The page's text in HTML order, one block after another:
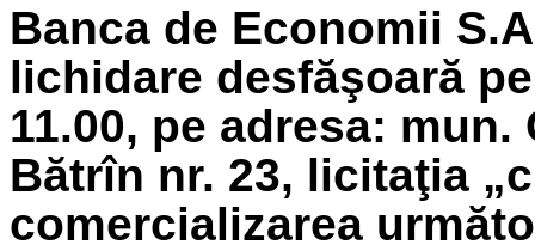
Banca de Economii
lichidare desfăşoară
11.00, pe adresa:
Bătrîn nr. 23, licitaţia
comercializarea